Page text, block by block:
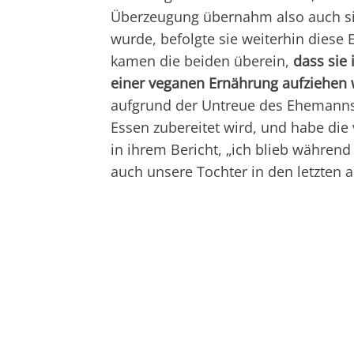
Überzeugung übernahm also auch
wurde, befolgte sie weiterhin diese
kamen die beiden überein, dass sie
einer veganen Ernährung aufziehen
aufgrund der Untreue des
Essen zubereitet wird, und habe
in ihrem Bericht, „ich blieb
auch unsere Tochter in den letzten